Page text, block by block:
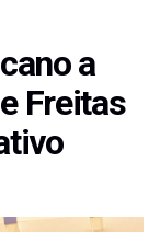
a
Freitas